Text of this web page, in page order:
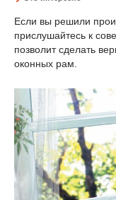
Если вы решили
прислушайтесь к
позволит сделать
оконных рам.